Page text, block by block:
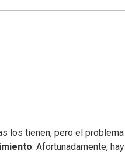
los tienen, pero el problema
. Afortunadamente,